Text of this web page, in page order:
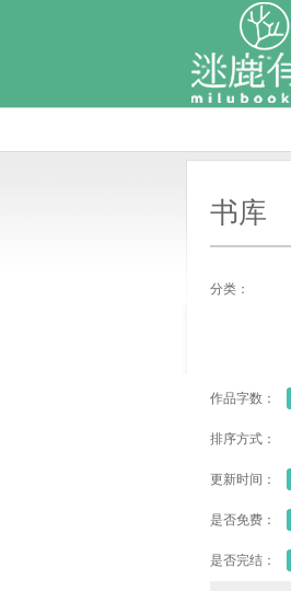
书库
分类：
作品字数：
排序方式：
更新时间：
是否免费：
是否完结：